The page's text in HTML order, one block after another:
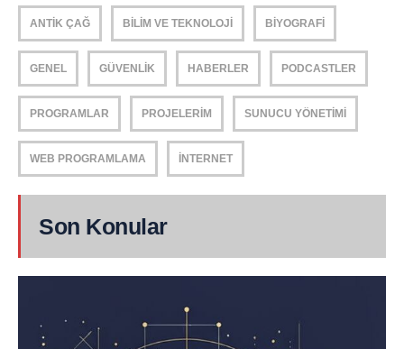
ANTIK ÇAĞ BILIM VE TEKNOLOJI BIYOGRAFI
GENEL GÜVENLIK HABERLER PODCASTLER
PROGRAMLAR PROJELERIM SUNUCU YÖNETIMI
WEB PROGRAMLAMA İNTERNET
Son Konular